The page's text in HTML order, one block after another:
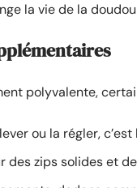
la vie de la
polyvalente,
ou la régler,
des zips solides et